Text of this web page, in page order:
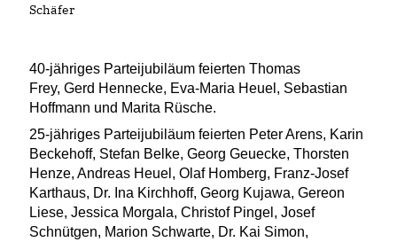
Schäfer
40-jähriges Parteijubiläum feierten Thomas
Frey, Gerd Hennecke, Eva-Maria Heuel, Sebastian
Hoffmann und Marita Rüsche.
25-jähriges Parteijubiläum feierten Peter Arens, Karin
Beckehoff, Stefan Belke, Georg Geuecke, Thorsten
Henze, Andreas Heuel, Olaf Homberg, Franz-Josef
Karthaus, Dr. Ina Kirchhoff, Georg Kujawa, Gereon
Liese, Jessica Morgala, Christof Pingel, Josef
Schnütgen, Marion Schwarte, Dr. Kai Simon,